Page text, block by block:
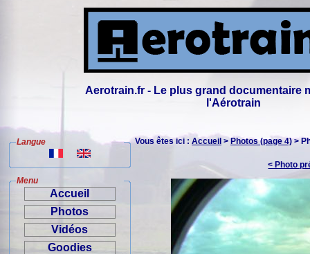
Aerotrain.fr - Le plus grand documentaire
l'Aérotrain
Langue
Menu
Accueil
Photos
Vidéos
Goodies
Vous êtes ici : Accueil > Photos (page 4)>
< Photo